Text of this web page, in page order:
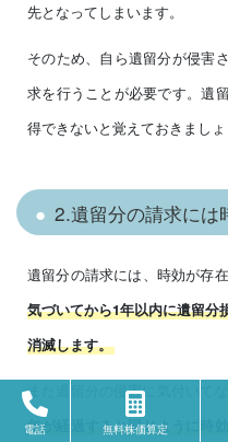
先となってしまいます。
そのため、自ら遺留分が侵害
求を行うことが必要です。遺
得できないと覚えておきましょ
2.遺留分の請求には
遺留分の請求には、時効が存在
気づいてから1年以内に遺留分
消滅します。
また遺留分の侵害に気付いて
年が経過すると同じように時
電話 無料株価算定